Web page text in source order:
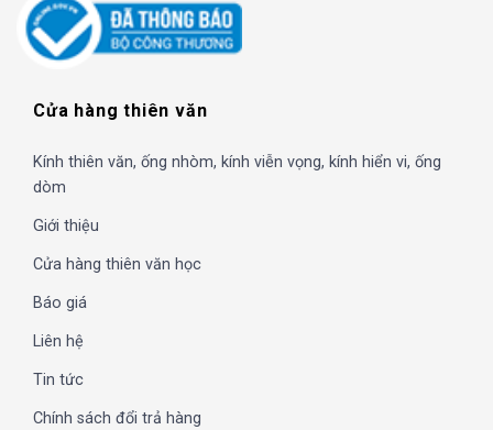
Cửa hàng thiên văn
Kính thiên văn, ống nhòm, kính viễn vọng, kính hiển vi, ống
dòm
Giới thiệu
Cửa hàng thiên văn học
Báo giá
Liên hệ
Tin tức
Chính sách đổi trả hàng